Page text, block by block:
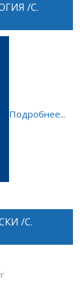
/С.
Подробнее...
/С.